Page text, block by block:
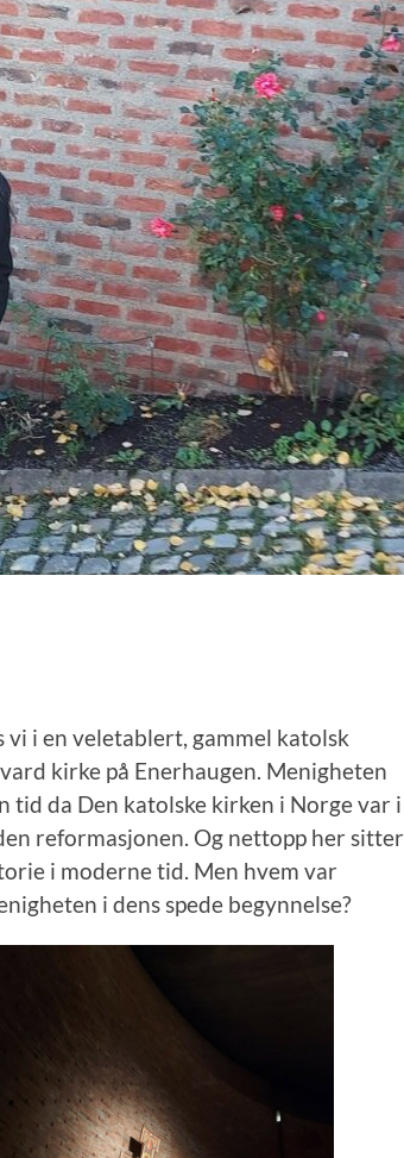
i en veletablert, gammel katolsk
kirke på Enerhaugen. Menigheten
tid da Den katolske kirken i Norge var i
reformasjonen. Og nettopp her sitter
i moderne tid. Men hvem var
i dens spede begynnelse?